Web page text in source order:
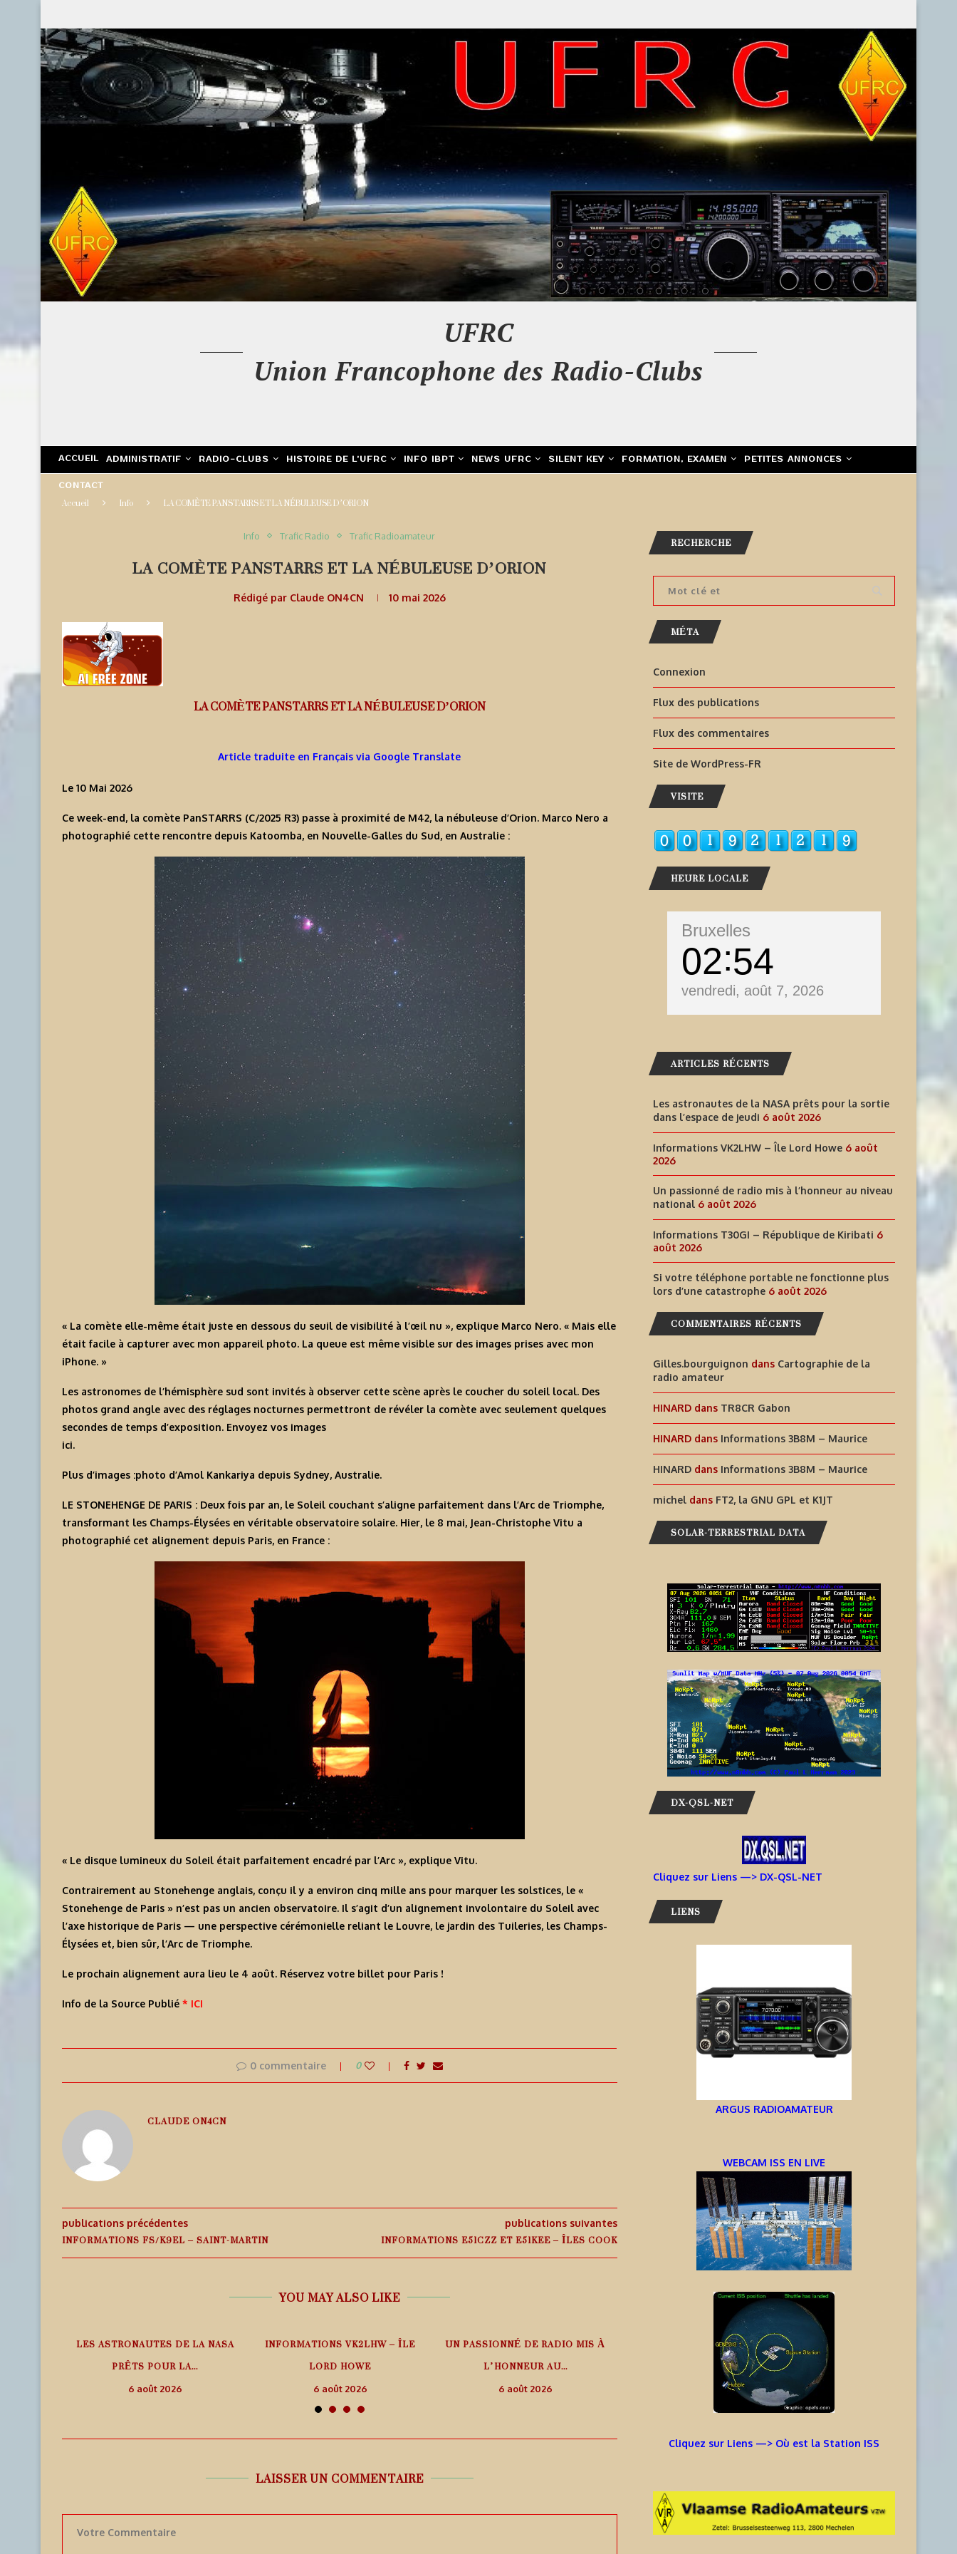
UFRC
Union Francophone des Radio-Clubs
ACCUEIL ADMINISTRATIF RADIO-CLUBS HISTOIRE DE L’UFRC INFO IBPT NEWS UFRC SILENT KEY FORMATION, EXAMEN PETITES ANNONCES
CONTACT
Accueil Info LA COMÈTE PANSTARRS ET LA NÉBULEUSE D’ORION
Info Trafic Radio Trafic Radioamateur
LA COMÈTE PANSTARRS ET LA NÉBULEUSE D’ORION
Rédigé par Claude ON4CN 10 mai 2026
LA COMÈTE PANSTARRS ET LA NÉBULEUSE D’ORION
Article traduite en Français via Google Translate
Le 10 Mai 2026
Ce week-end, la comète PanSTARRS (C/2025 R3) passe à proximité de M42, la nébuleuse d’Orion. Marco Nero a
photographié cette rencontre depuis Katoomba, en Nouvelle-Galles du Sud, en Australie :
« La comète elle-même était juste en dessous du seuil de visibilité à l’œil nu », explique Marco Nero. « Mais elle
était facile à capturer avec mon appareil photo. La queue est même visible sur des images prises avec mon
iPhone. »
Les astronomes de l’hémisphère sud sont invités à observer cette scène après le coucher du soleil local. Des
photos grand angle avec des réglages nocturnes permettront de révéler la comète avec seulement quelques
secondes de temps d’exposition. Envoyez vos images
ici.
Plus d’images :photo d’Amol Kankariya depuis Sydney, Australie.
LE STONEHENGE DE PARIS : Deux fois par an, le Soleil couchant s’aligne parfaitement dans l’Arc de Triomphe,
transformant les Champs-Élysées en véritable observatoire solaire. Hier, le 8 mai, Jean-Christophe Vitu a
photographié cet alignement depuis Paris, en France :
« Le disque lumineux du Soleil était parfaitement encadré par l’Arc », explique Vitu.
Contrairement au Stonehenge anglais, conçu il y a environ cinq mille ans pour marquer les solstices, le «
Stonehenge de Paris » n’est pas un ancien observatoire. Il s’agit d’un alignement involontaire du Soleil avec
l’axe historique de Paris — une perspective cérémonielle reliant le Louvre, le jardin des Tuileries, les Champs-
Élysées et, bien sûr, l’Arc de Triomphe.
Le prochain alignement aura lieu le 4 août. Réservez votre billet pour Paris !
Info de la Source Publié * ICI
0 commentaire 0
CLAUDE ON4CN
publications précédentes
INFORMATIONS FS/K9EL – SAINT-MARTIN
publications suivantes
INFORMATIONS E51CZZ ET E51KEE – ÎLES COOK
YOU MAY ALSO LIKE
LES ASTRONAUTES DE LA NASA
PRÊTS POUR LA...
6 août 2026
INFORMATIONS VK2LHW – ÎLE
LORD HOWE
6 août 2026
UN PASSIONNÉ DE RADIO MIS À
L’HONNEUR AU...
6 août 2026
INFORMATIONS T30GI –
RÉPUBLIQUE DE KIRIBATI
6 août 2026
SI VOTRE TÉLÉPHONE
NE FONCTIONNE PLUS
LAISSER UN COMMENTAIRE
RECHERCHE
MÉTA
Connexion
Flux des publications
Flux des commentaires
Site de WordPress-FR
VISITE
HEURE LOCALE
Bruxelles
02 54
vendredi, août 7, 2026
ARTICLES RÉCENTS
Les astronautes de la NASA prêts pour la sortie
dans l’espace de jeudi 6 août 2026
Informations VK2LHW – Île Lord Howe 6 août
2026
Un passionné de radio mis à l’honneur au niveau
national 6 août 2026
Informations T30GI – République de Kiribati 6
août 2026
Si votre téléphone portable ne fonctionne plus
lors d’une catastrophe 6 août 2026
COMMENTAIRES RÉCENTS
Gilles.bourguignon dans Cartographie de la
radio amateur
HINARD dans TR8CR Gabon
HINARD dans Informations 3B8M – Maurice
HINARD dans Informations 3B8M – Maurice
michel dans FT2, la GNU GPL et K1JT
SOLAR-TERRESTRIAL DATA
DX-QSL-NET
Cliquez sur Liens —> DX-QSL-NET
LIENS
ARGUS RADIOAMATEUR
WEBCAM ISS EN LIVE
Cliquez sur Liens —> Où est la Station ISS